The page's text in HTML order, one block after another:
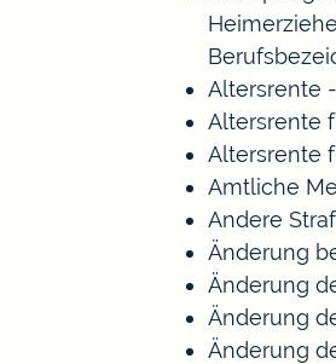
Altersrente
Altersrente
Altersrente
Amtliche
Andere
Änderung
Änderung
Änderung
Änderung